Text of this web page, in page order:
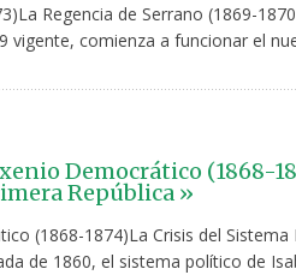
Regencia de Serrano (1869-
vigente, comienza a funcionar el
Democrático (1868-
República »
(1868-1874)La Crisis del Sistema
de 1860, el sistema político de